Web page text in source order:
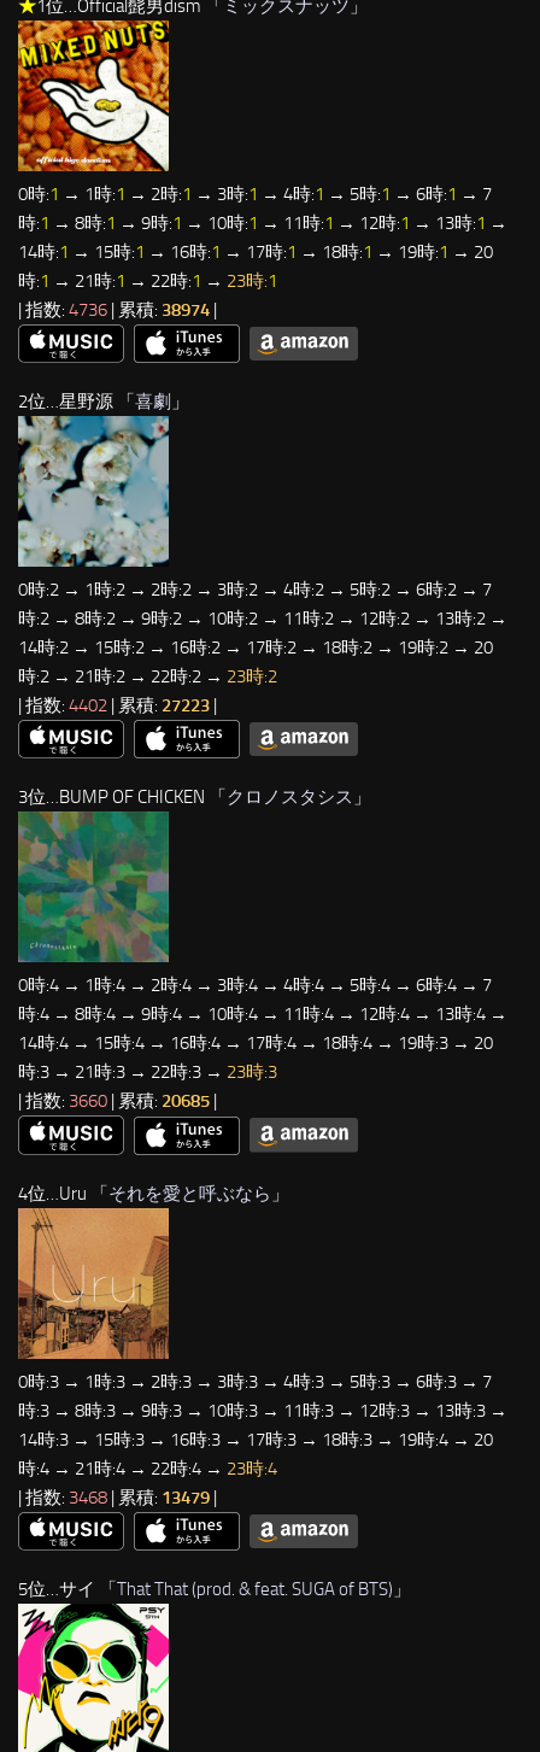
★1位…Official髭男dism 「 ミックスナッツ 」
0時:1 → 1時:1 → 2時:1 → 3時:1 → 4時:1 → 5時:1 → 6時:1 → 7
時:1 → 8時:1 → 9時:1 → 10時:1 → 11時:1 → 12時:1 → 13時:1 →
14時:1 → 15時:1 → 16時:1 → 17時:1 → 18時:1 → 19時:1 → 20
時:1 → 21時:1 → 22時:1 → 23時:1
| 指数: 4736 | 累積: 38974 |
2位…星野源 「喜劇 」
0時:2 → 1時:2 → 2時:2 → 3時:2 → 4時:2 → 5時:2 → 6時:2 → 7
時:2 → 8時:2 → 9時:2 → 10時:2 → 11時:2 → 12時:2 → 13時:2 →
14時:2 → 15時:2 → 16時:2 → 17時:2 → 18時:2 → 19時:2 → 20
時:2 → 21時:2 → 22時:2 → 23時:2
| 指数: 4402 | 累積: 27223 |
3位…BUMP OF CHICKEN 「 クロノスタシス 」
0時:4 → 1時:4 → 2時:4 → 3時:4 → 4時:4 → 5時:4 → 6時:4 → 7
時:4 → 8時:4 → 9時:4 → 10時:4 → 11時:4 → 12時:4 → 13時:4 →
14時:4 → 15時:4 → 16時:4 → 17時:4 → 18時:4 → 19時:3 → 20
時:3 → 21時:3 → 22時:3 → 23時:3
| 指数: 3660 | 累積: 20685
4位…Uru 「それを愛と呼ぶなら 」
0時:3 → 1時:3 → 2時:3 → 3時:3 → 4時:3 → 5時:3 → 6時:3 → 7
時:3 → 8時:3 → 9時:3 → 10時:3 → 11時:3 → 12時:3 → 13時:3 →
14時:3 → 15時:3 → 16時:3 → 17時:3 → 18時:3 → 19時:4 → 20
時:4 → 21時:4 → 22時:4 → 23時:4
| 指数: 3468 | 累積: 13479 |
5位…サイ 「That That (prod. & feat. SUGA of BTS) 」